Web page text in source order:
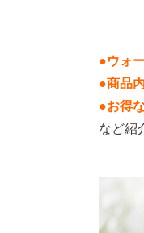
●ウォ
●商品
●お得
など紹